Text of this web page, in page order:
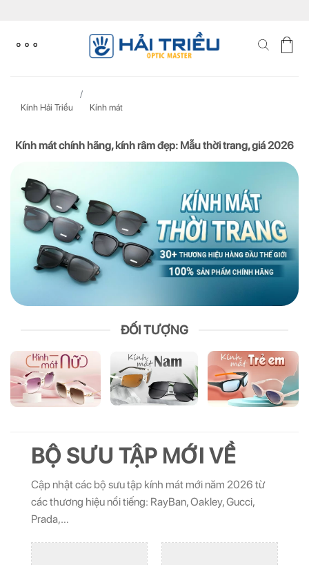
content
Kính Hải Triều Kính mát
Kính mát chính hãng, kính râm đẹp: Mẫu thời trang, giá 2026
ĐỐI TƯỢNG
BỘ SƯU TẬP MỚI VỀ
Cập nhật các bộ sưu tập kính mát mới năm 2026 từ
các thương hiệu nổi tiếng: RayBan, Oakley, Gucci,
Prada,…